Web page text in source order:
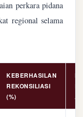
perkara pidana
regional selama
KEBERHASILAN
REKONSILIASI
(%)